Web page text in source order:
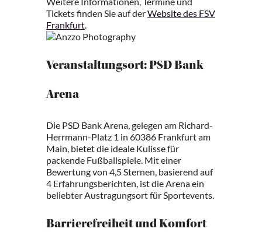
Tickets finden Sie auf derWebsite des FSV
Frankfurt.
Veranstaltungsort: PSD Bank
Arena
Die PSD Bank Arena, gelegen am Richard-
Herrmann-Platz 1 in 60386 Frankfurt am
Main, bietet die ideale Kulisse für
packende Fußballspiele. Mit einer
Bewertung von 4,5 Sternen, basierend auf
4 Erfahrungsberichten, ist die Arena ein
beliebter Austragungsort für Sportevents.
Barrierefreiheit und Komfort